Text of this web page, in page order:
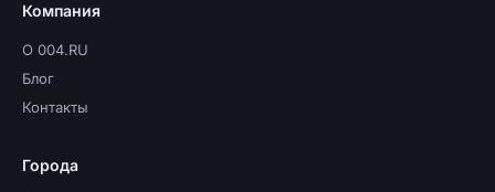
Компания
О 004.RU
Блог
Контакты
Города